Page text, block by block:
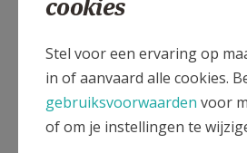
CCV Gent
Deel dit artikel
cookies
Stel voor een ervaring op
in of aanvaard alle cookies.
gebruiksvoorwaarden voor
of om je instellingen te